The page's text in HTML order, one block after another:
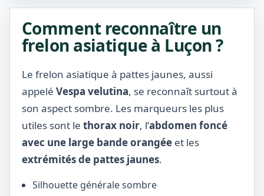
Comment reconnaître un
frelon asiatique à Luçon ?
Le frelon asiatique à pattes jaunes, aussi
appelé Vespa velutina, se reconnaît surtout à
son aspect sombre. Les marqueurs les plus
utiles sont le thorax noir, l’abdomen foncé
avec une large bande orangée et les
extrémités de pattes jaunes.
Silhouette générale sombre